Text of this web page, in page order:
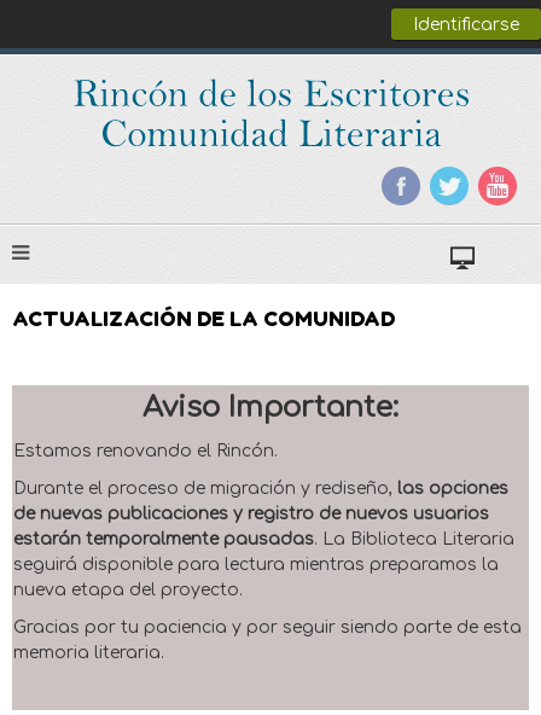
Identificarse
ACTUALIZACIÓN DE LA COMUNIDAD
Aviso Importante:
Estamos renovando el Rincón.
Durante el proceso de migración y rediseño, las opciones
de nuevas publicaciones y registro de nuevos usuarios
estarán temporalmente pausadas. La Biblioteca Literaria
seguirá disponible para lectura mientras preparamos la
nueva etapa del proyecto.
Gracias por tu paciencia y por seguir siendo parte de esta
memoria literaria.